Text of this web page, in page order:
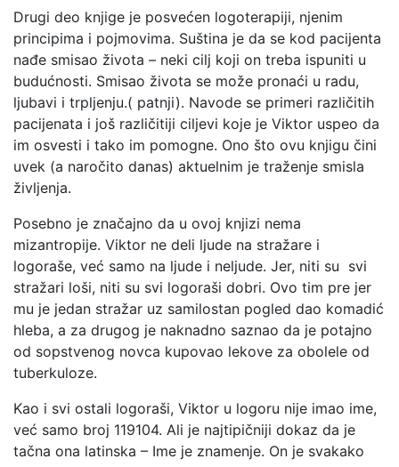
Drugi deo knjige je posvećen logoterapiji, njenim
principima i pojmovima. Suština je da se kod pacijenta
nađe smisao života – neki cilj koji on treba ispuniti u
budućnosti. Smisao života se može pronaći u radu,
ljubavi i trpljenju.( patnji). Navode se primeri različitih
pacijenata i još različitiji ciljevi koje je Viktor uspeo da
im osvesti i tako im pomogne. Ono što ovu knjigu čini
uvek (a naročito danas) aktuelnim je traženje smisla
življenja.
Posebno je značajno da u ovoj knjizi nema
mizantropije. Viktor ne deli ljude na stražare i
logoraše, već samo na ljude i neljude. Jer, niti su svi
stražari loši, niti su svi logoraši dobri. Ovo tim pre jer
mu je jedan stražar uz samilostan pogled dao komadić
hleba, a za drugog je naknadno saznao da je potajno
od sopstvenog novca kupovao lekove za obolele od
tuberkuloze.
Kao i svi ostali logoraši, Viktor u logoru nije imao ime,
već samo broj 119104. Ali je najtipičniji dokaz da je
tačna ona latinska – Ime je znamenje. On je svakako